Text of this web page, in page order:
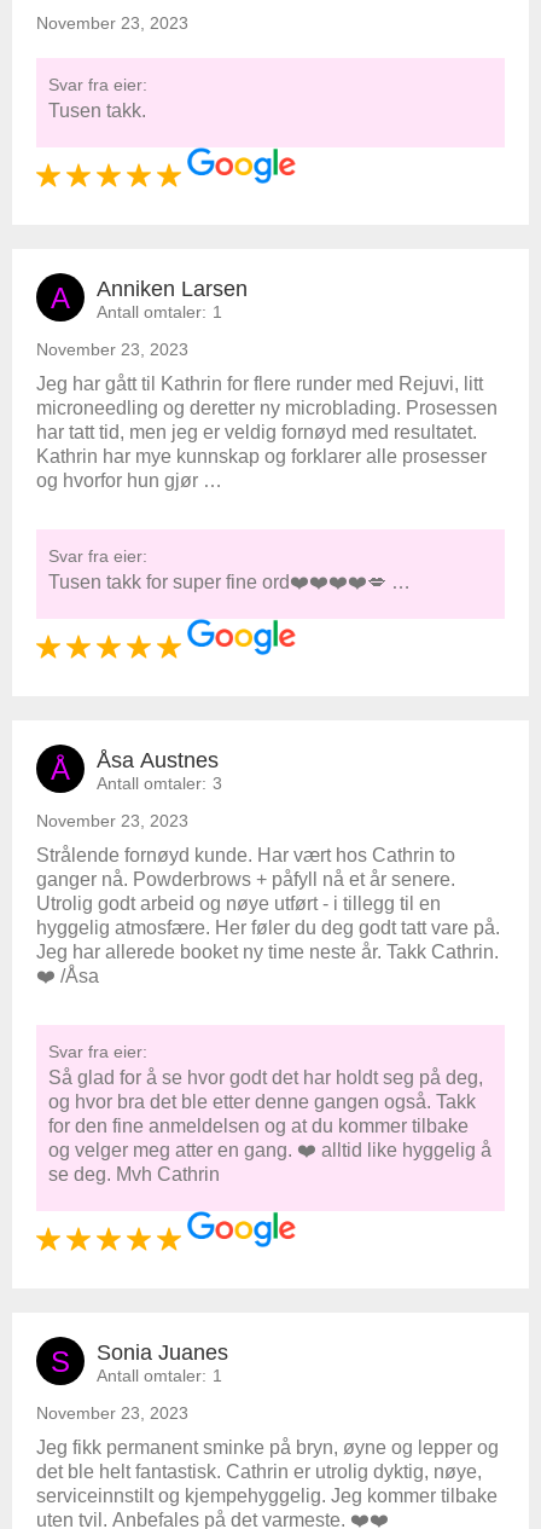
November 23, 2023
Svar fra eier:
Tusen takk.
A Anniken Larsen
Antall omtaler: 1
November 23, 2023
Jeg har gått til Kathrin for flere runder med Rejuvi, litt
microneedling og deretter ny microblading. Prosessen
har tatt tid, men jeg er veldig fornøyd med resultatet.
Kathrin har mye kunnskap og forklarer alle prosesser
og hvorfor hun gjør …
Svar fra eier:
Tusen takk for super fine ord❤️❤️❤️❤️💋 …
Å Åsa Austnes
Antall omtaler: 3
November 23, 2023
Strålende fornøyd kunde. Har vært hos Cathrin to
ganger nå. Powderbrows + påfyll nå et år senere.
Utrolig godt arbeid og nøye utført - i tillegg til en
hyggelig atmosfære. Her føler du deg godt tatt vare på.
Jeg har allerede booket ny time neste år. Takk Cathrin.
❤️ /Åsa
Svar fra eier:
Så glad for å se hvor godt det har holdt seg på deg,
og hvor bra det ble etter denne gangen også. Takk
for den fine anmeldelsen og at du kommer tilbake
og velger meg atter en gang. ❤️ alltid like hyggelig å
se deg. Mvh Cathrin
S Sonia Juanes
Antall omtaler: 1
November 23, 2023
Jeg fikk permanent sminke på bryn, øyne og lepper og
det ble helt fantastisk. Cathrin er utrolig dyktig, nøye,
serviceinnstilt og kjempehyggelig. Jeg kommer tilbake
uten tvil. Anbefales på det varmeste. ❤️❤️